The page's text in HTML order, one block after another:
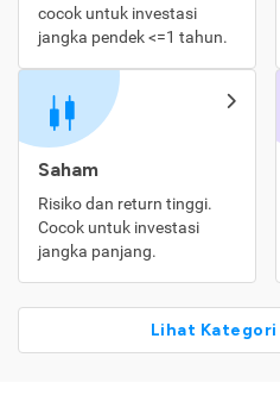
cocok untuk investasi
jangka pendek <=1 tahun.
Saham
Risiko dan return tinggi.
Cocok untuk investasi
jangka panjang.
Lihat Kategori